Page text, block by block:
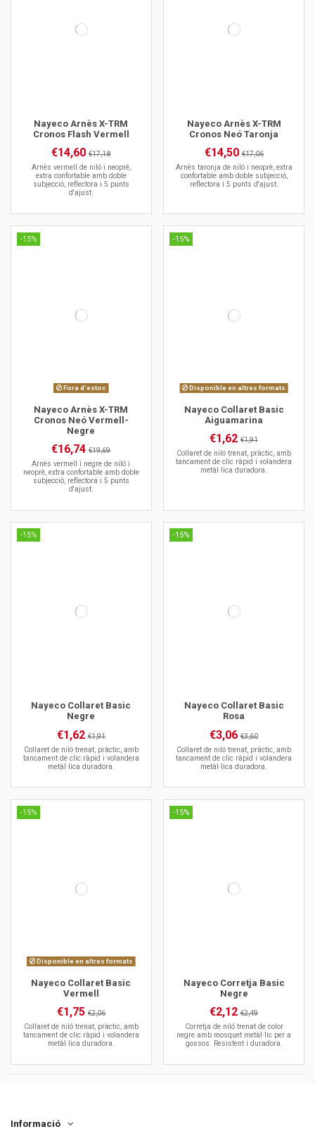
Nayeco Arnès X-TRM
Cronos Flash Vermell
€14,60€17,18
Arnès vermell de niló i neoprè,
extra confortable amb doble
subjecció, reflectora i 5 punts
d'ajust.
Nayeco Arnès X-TRM
Cronos Neó Taronja
€14,50€17,06
Arnès taronja de niló i neoprè, extra
confortable amb doble subjecció,
reflectora i 5 punts d'ajust.
-15%
Fora d'estoc
Nayeco Arnès X-TRM
Cronos Neó Vermell-
Negre
€16,74€19,69
Arnès vermell i negre de niló i
neoprè, extra confortable amb doble
subjecció, reflectora i 5 punts
d'ajust.
-15%
Disponible en altres formats
Nayeco Collaret Basic
Aiguamarina
€1,62€1,91
Collaret de niló trenat, pràctic, amb
tancament de clic ràpid i volandera
metàl·lica duradora.
-15%
Nayeco Collaret Basic
Negre
€1,62 €1,91
Collaret de niló trenat, pràctic, amb
tancament de clic ràpid i volandera
metàl·lica duradora.
-15%
Nayeco Collaret Basic
Rosa
€3,06€3,60
Collaret de niló trenat, pràctic, amb
tancament de clic ràpid i volandera
metàl·lica duradora.
-15%
Disponible en altres formats
Nayeco Collaret Basic
Vermell
€1,75 €2,06
Collaret de niló trenat, pràctic, amb
tancament de clic ràpid i volandera
metàl·lica duradora.
-15%
Nayeco Corretja Basic
Negre
€2,12€2,49
Corretja de niló trenat de color
negre amb mosquet metàl·lic per a
gossos. Resistent i duradora.
Informació